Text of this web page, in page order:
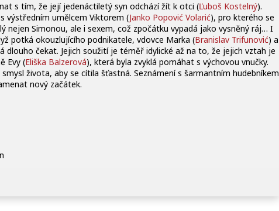
s tím, že její jedenáctiletý syn odchází žít k otci (Ľuboš Kostelný).
výstředním umělcem Viktorem (Janko Popović Volarić), pro kterého se
nejen Simonou, ale i sexem, což zpočátku vypadá jako vysněný ráj… I
potká okouzlujícího podnikatele, vdovce Marka (Branislav Trifunović) a
dlouho čekat. Jejich soužití je téměř idylické až na to, že jejich vztah je
Evy (Eliška Balzerová), která byla zvyklá pomáhat s výchovou vnučky.
života, aby se cítila šťastná. Seznámení s šarmantním hudebníkem
nový začátek.